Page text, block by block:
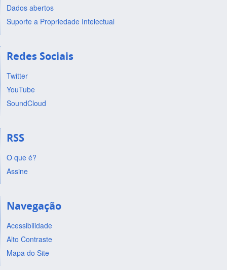
Dados abertos
Suporte a Propriedade Intelectual
Redes Sociais
Twitter
YouTube
SoundCloud
RSS
O que é?
Assine
Navegação
Acessibilidade
Alto Contraste
Mapa do Site